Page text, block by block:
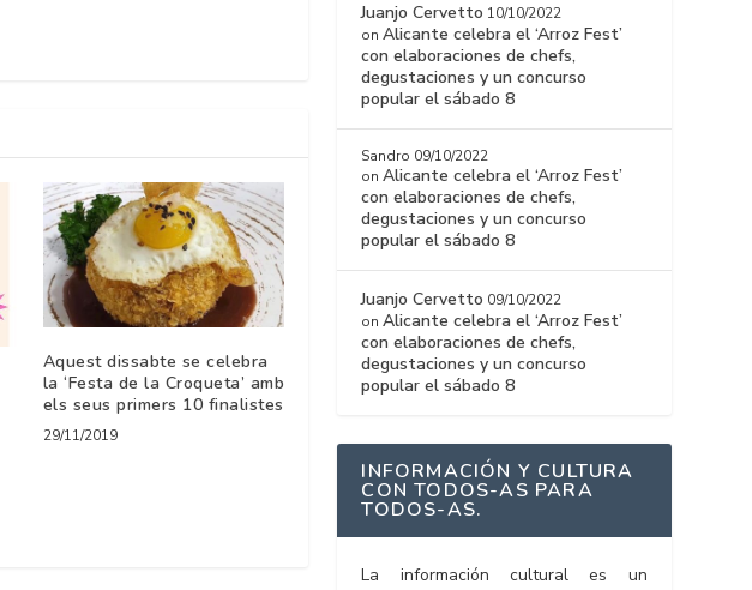
Aquest dissabte se celebra
la ‘Festa de la Croqueta’ amb
els seus primers 10 finalistes
29/11/2019
Juanjo Cervetto 10/10/2022
onAlicante celebra el ‘Arroz Fest’
con elaboraciones de chefs,
degustaciones y un concurso
popular el sábado 8
Sandro 09/10/2022
onAlicante celebra el ‘Arroz Fest’
con elaboraciones de chefs,
degustaciones y un concurso
popular el sábado 8
Juanjo Cervetto 09/10/2022
onAlicante celebra el ‘Arroz Fest’
con elaboraciones de chefs,
degustaciones y un concurso
popular el sábado 8
INFORMACIÓN Y CULTURA
CON TODOS-AS PARA
TODOS-AS.
La información cultural es un